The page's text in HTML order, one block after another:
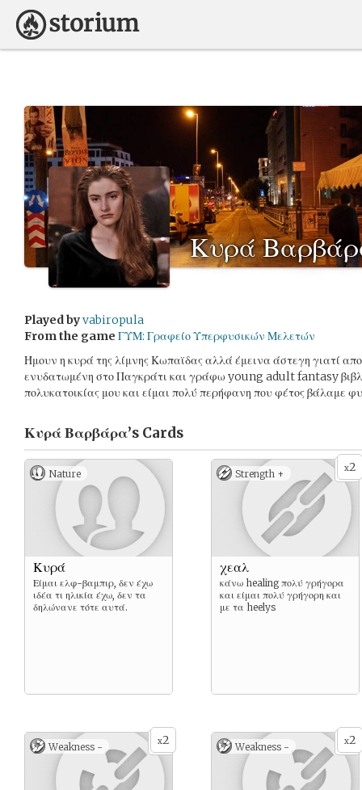
Κυρά
Played byvabiropula
From the game ΓΥΜ: Γραφείο Υπερφυσικών Μελετών
Ήμουν η κυρά της λίμνης Κωπαϊδας αλλά έμεινα άστεγη γιατί
ενυδατωμένη στο Παγκράτι και γράφω young adult fantasy
πολυκατοικίας μου και είμαι πολύ περήφανη που φέτος βάλαμε
Κυρά Βαρβάρα’s Cards
Nature
Κυρά
Είμαι ελφ-βαμπιρ, δεν έχω
ιδέα τι ηλικία έχω, δεν τα
δηλώνανε τότε αυτά.
x2
Strength +
χεαλ
κάνω healing πολύ γρήγορα
και είμαι πολύ γρήγορη και
με τα heelys
x2
Weakness - x2
Weakness -